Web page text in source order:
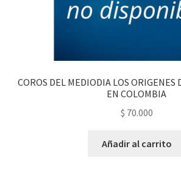
COROS DEL MEDIODIA LOS ORIGENES
EN COLOMBIA
$ 70.000
Añadir al carrito